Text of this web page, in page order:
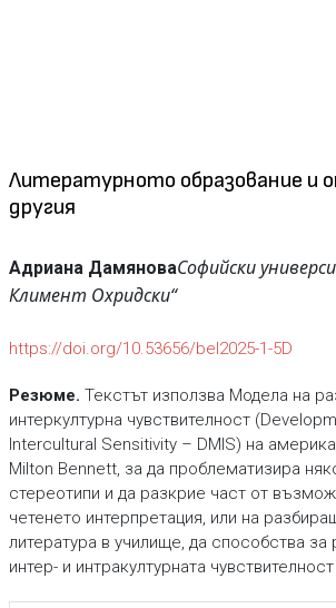
Литературното образование и
другия
Адриана ДамяноваСофийски
Климент Охридски“
https://doi.org/10.53656/bel2025-1-5D
Резюме. Текстът използва Модела на
интеркултурна чувствителност
Intercultural Sensitivity – DMIS) на
Milton Bennett, за да проблематизира
стереотипи и да разкрие част от
четенето интерпретация, или на
литература в училище, да способства за
интер- и интракултурната чувствителност